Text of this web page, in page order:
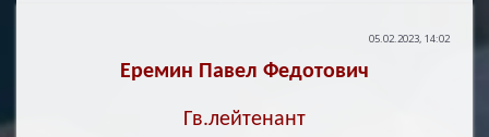
05.02.2023, 14:02
Еремин Павел Федотович
Гв.лейтенант